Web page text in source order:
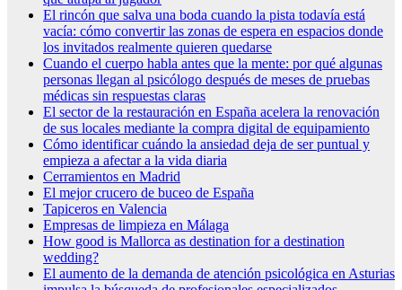
El rincón que salva una boda cuando la pista todavía está
vacía: cómo convertir las zonas de espera en espacios donde
los invitados realmente quieren quedarse
Cuando el cuerpo habla antes que la mente: por qué algunas
personas llegan al psicólogo después de meses de pruebas
médicas sin respuestas claras
El sector de la restauración en España acelera la renovación
de sus locales mediante la compra digital de equipamiento
Cómo identificar cuándo la ansiedad deja de ser puntual y
empieza a afectar a la vida diaria
Cerramientos en Madrid
El mejor crucero de buceo de España
Tapiceros en Valencia
Empresas de limpieza en Málaga
How good is Mallorca as destination for a destination
wedding?
El aumento de la demanda de atención psicológica en Asturias